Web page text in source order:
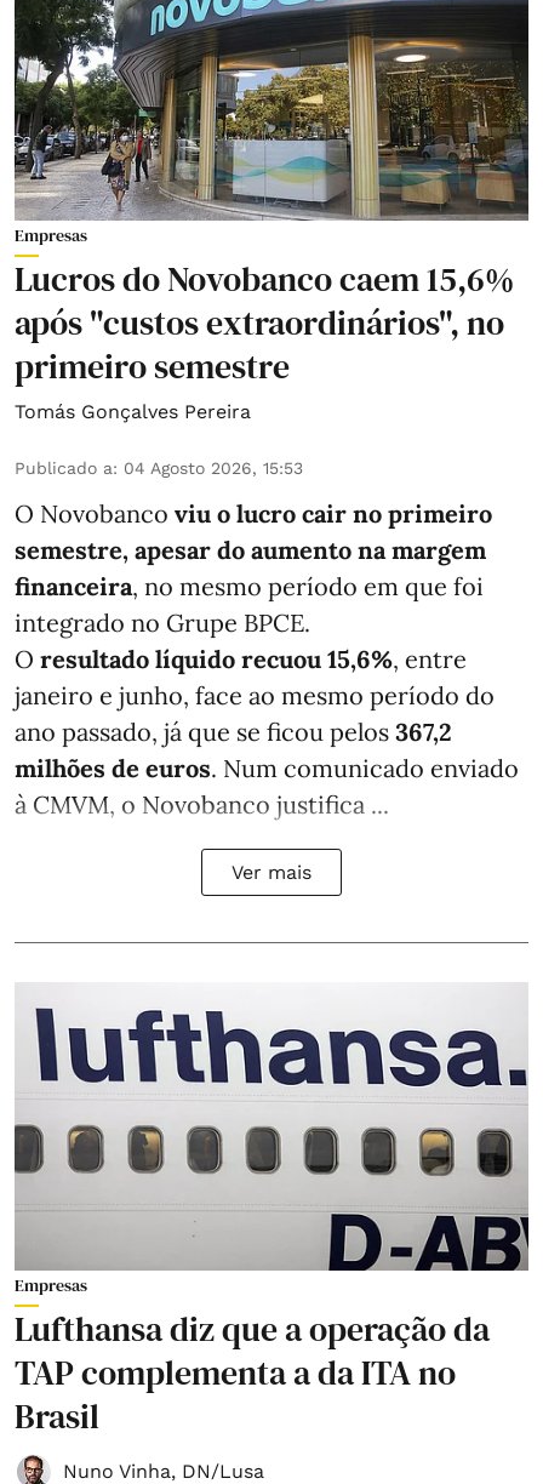
Empresas
Lucros do Novobanco caem 15,6%
após "custos extraordinários", no
primeiro semestre
Tomás Gonçalves Pereira
Publicado a: 04 Agosto 2026, 15:53
O Novobanco viu o lucro cair no primeiro
semestre, apesar do aumento na margem
financeira, no mesmo período em que foi
integrado no Grupe BPCE.
O resultado líquido recuou 15,6%, entre
janeiro e junho, face ao mesmo período do
ano passado, já que se ficou pelos 367,2
milhões de euros. Num comunicado enviado
à CMVM, o Novobanco justifica ...
Ver mais
Empresas
Lufthansa diz que a operação da
TAP complementa a da ITA no
Brasil
Nuno Vinha, DN/Lusa